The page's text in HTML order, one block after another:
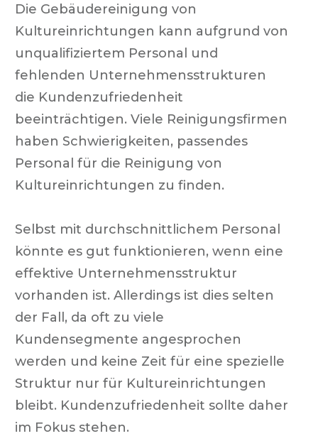
Die Gebäudereinigung von
Kultureinrichtungen kann aufgrund von
unqualifiziertem Personal und
fehlenden Unternehmensstrukturen
die Kundenzufriedenheit
beeinträchtigen. Viele Reinigungsfirmen
haben Schwierigkeiten, passendes
Personal für die Reinigung von
Kultureinrichtungen zu finden.
Selbst mit durchschnittlichem Personal
könnte es gut funktionieren, wenn eine
effektive Unternehmensstruktur
vorhanden ist. Allerdings ist dies selten
der Fall, da oft zu viele
Kundensegmente angesprochen
werden und keine Zeit für eine spezielle
Struktur nur für Kultureinrichtungen
bleibt. Kundenzufriedenheit sollte daher
im Fokus stehen.